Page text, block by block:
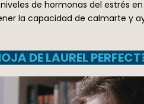
de hormonas del estrés
la capacidad de calmarte
DE LAUREL